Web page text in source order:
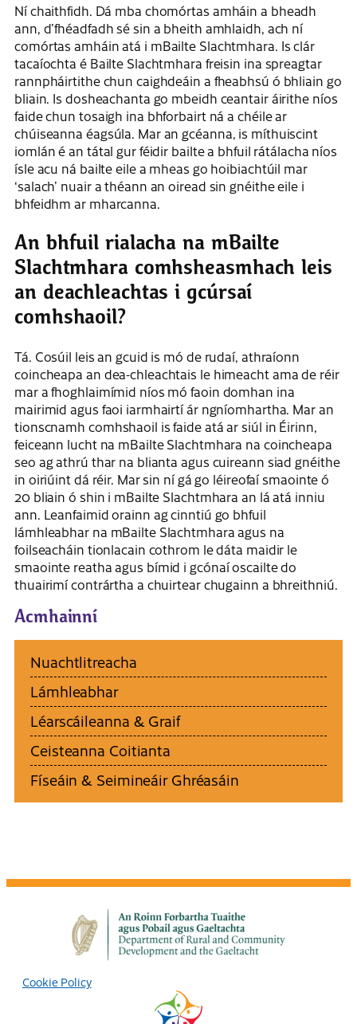
Ní chaithfidh. Dá mba chomórtas amháin a bheadh ​​
ann, d’fhéadfadh sé sin a bheith amhlaidh, ach ní
comórtas amháin atá i mBailte Slachtmhara. Is clár
tacaíochta é Bailte Slachtmhara freisin ina spreagtar
rannpháirtithe chun caighdeáin a fheabhsú ó bhliain go
bliain. Is dosheachanta go mbeidh ceantair áirithe níos
faide chun tosaigh ina bhforbairt ná a chéile ar
chúiseanna éagsúla. Mar an gcéanna, is míthuiscint
iomlán é an tátal gur féidir bailte a bhfuil rátálacha níos
ísle acu ná bailte eile a mheas go hoibiachtúil mar
‘salach’ nuair a théann an oiread sin gnéithe eile i
bhfeidhm ar mharcanna.
An bhfuil rialacha na mBailte
Slachtmhara comhsheasmhach leis
an deachleachtas i gcúrsaí
comhshaoil?
Tá. Cosúil leis an gcuid is mó de rudaí, athraíonn
coincheapa an dea-chleachtais le himeacht ama de réir
mar a fhoghlaimímid níos mó faoin domhan ina
mairimid agus faoi iarmhairtí ár ngníomhartha. Mar an
tionscnamh comhshaoil ​​is faide atá ar siúl in Éirinn,
feiceann lucht na mBailte Slachtmhara na coincheapa
seo ag athrú thar na blianta agus cuireann siad gnéithe
in oiriúint dá réir. Mar sin ní gá go léireofaí smaointe ó
20 bliain ó shin i mBailte Slachtmhara an lá atá inniu
ann. Leanfaimid orainn ag cinntiú go bhfuil
lámhleabhar na mBailte Slachtmhara agus na
foilseacháin tionlacain cothrom le dáta maidir le
smaointe reatha agus bímid i gcónaí oscailte do
thuairimí contrártha a chuirtear chugainn a bhreithniú.
Acmhainní
Nuachtlitreacha
Lámhleabhar
Léarscáileanna & Graif
Ceisteanna Coitianta
Físeáin & Seimineáir Ghréasáin
Cookie Policy